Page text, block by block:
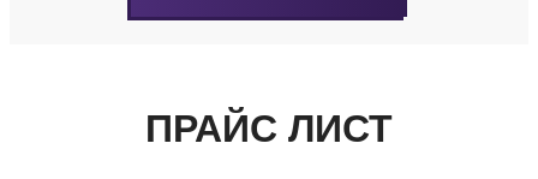
ПРАЙС ЛИСТ